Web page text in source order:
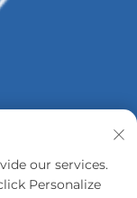
our services.
Personalize